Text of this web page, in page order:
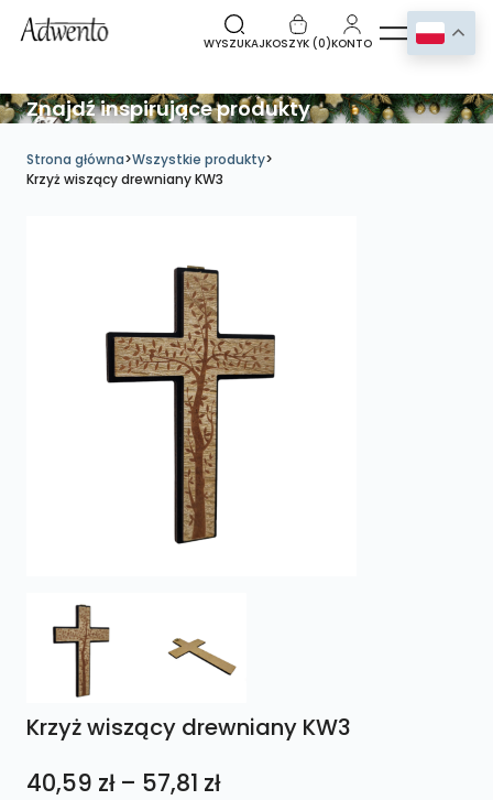
WYSZUKAJKOSZYK (0)KONTO
Znajdź inspirujące produkty
Strona główna>Wszystkie produkty>
Krzyż wiszący drewniany KW3
Krzyż wiszący drewniany KW3
40,59 zł – 57,81 złZakres